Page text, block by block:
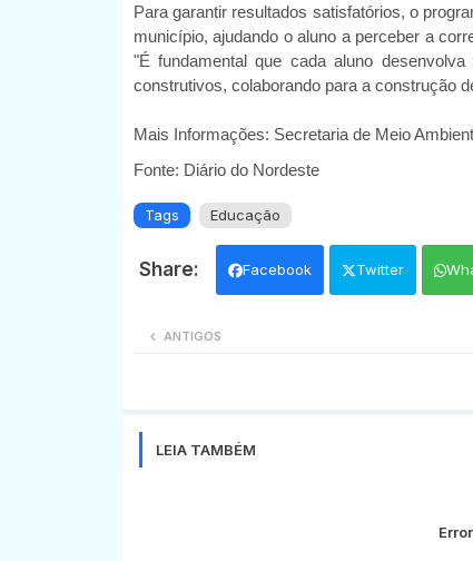
Para garantir resultados satisfatórios, o
município, ajudando o aluno a perceber a
"É fundamental que cada aluno
construtivos, colaborando para a construção
Mais Informações: Secretaria de Meio
Fonte: Diário do Nordeste
Tags Educação
Facebook Twitter
ANTIGOS
LEIA TAMBÉM